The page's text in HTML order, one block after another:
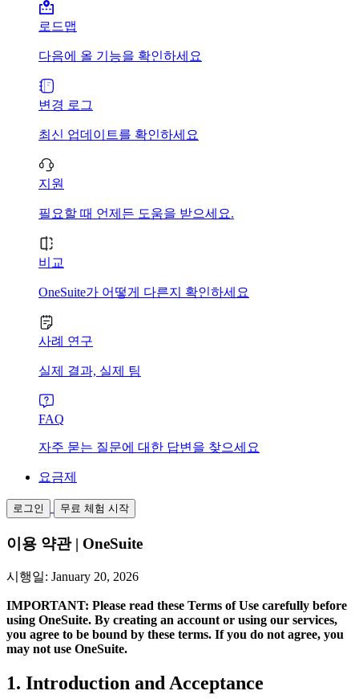
로드맵
다음에 올 기능을 확인하세요
변경 로그
최신 업데이트를 확인하세요
지원
필요할 때 언제든 도움을 받으세요.
비교
OneSuite가 어떻게 다른지 확인하세요
사례 연구
실제 결과, 실제 팀
FAQ
자주 묻는 질문에 대한 답변을 찾으세요
요금제
로그인 무료 체험 시작
이용 약관 | OneSuite
시행일: January 20, 2026
IMPORTANT: Please read these Terms of Use carefully before
using OneSuite. By creating an account or using our services,
you agree to be bound by these terms. If you do not agree, you
may not use OneSuite.
1. Introduction and Acceptance